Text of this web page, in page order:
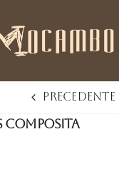
Precedente
Composita